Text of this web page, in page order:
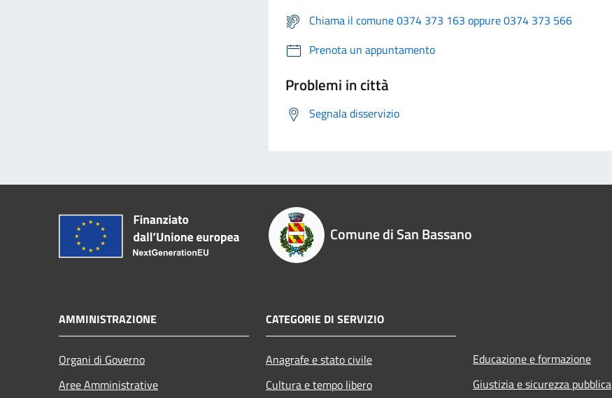
Chiama il comune 0374 373 163 oppure 0374 373 566
Prenota un appuntamento
Problemi in città
Segnala disservizio
Comune di San Bassano
AMMINISTRAZIONE
Organi di Governo
Aree Amministrative
CATEGORIE DI SERVIZIO
Anagrafe e stato civile
Cultura e tempo libero
Educazione e formazione
Giustizia e sicurezza pubblica